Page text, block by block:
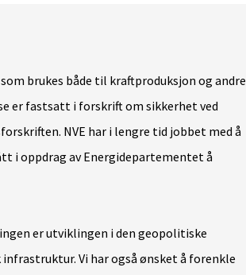
brukes både til kraftproduksjon og andre
er fastsatt i forskrift om sikkerhet ved
NVE har i lengre tid jobbet med å
i oppdrag av Energidepartementet å
er utviklingen i den geopolitiske
Vi har også ønsket å forenkle